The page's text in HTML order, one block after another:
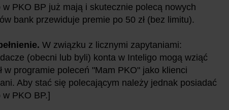
w PKO BP już mają i skutecznie polecą nowych
bank przewiduje premie po 50 zł (bez limitu).
W związku z licznymi zapytaniami:
(obecni lub byli) konta w Inteligo mogą wziąć
w programie poleceń "Mam PKO" jako klienci
Aby stać się polecającym należy jednak posiadać
w PKO BP.]